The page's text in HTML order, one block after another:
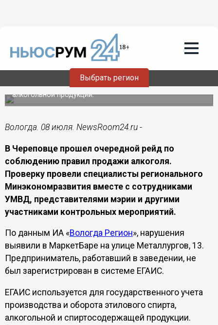
Выбрать регион
08.07.202616:30
В Череповце пресекли незаконную
продажу алкоголя на Металлургов
В заведении выявили нарушения при обороте
алкогольной продукции.
Вологда. 08 июля. NewsRoom24.ru -
В Череповце прошел очередной рейд по
соблюдению правил продажи алкоголя.
Проверку провели специалисты регионального
Минэкономразвития вместе с сотрудниками
УМВД, представителями мэрии и другими
участниками контрольных мероприятий.
По данным ИА «Вологда Регион», нарушения
выявили в МаркетБаре на улице Металлургов, 13.
Предприниматель, работавший в заведении, не
был зарегистрирован в системе ЕГАИС.
ЕГАИС используется для государственного учета
производства и оборота этилового спирта,
алкогольной и спиртосодержащей продукции.